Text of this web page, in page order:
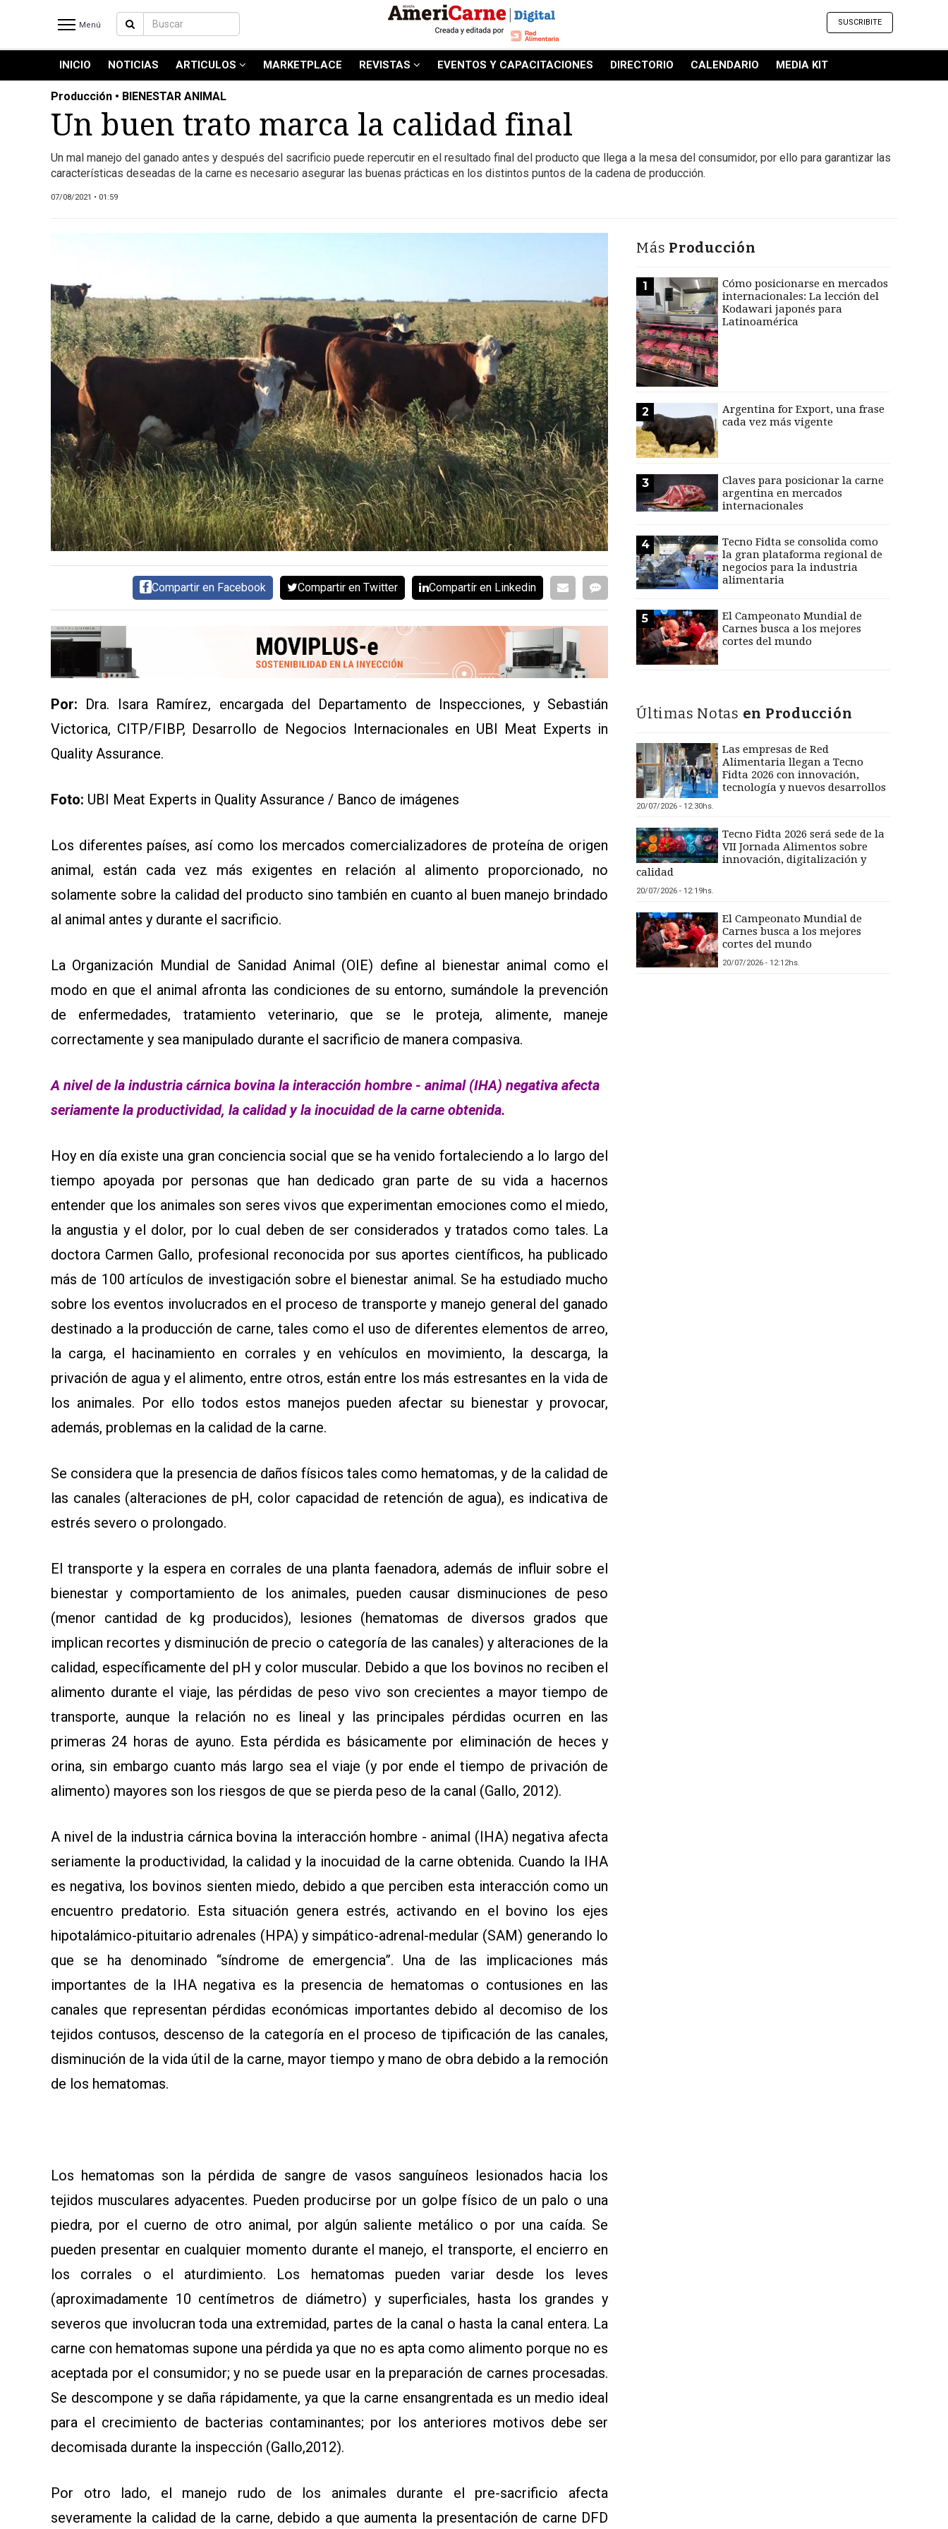
NOTICIAS RECIENTES
NOTICIAS
ARTICULOS
PRODUCCIÓN
PROCESO
PRODUCTO
REVISTAS
CATÁLOGO DE CORTES DE
CARNE VACUNA
EVENTOS Y
CAPACITACIONES
DIRECTORIO
CALENDARIO
MEDIA KIT
SERVICIOS
CONTÁCTENOS
CONDICIONES
Menú SUSCRIBITE
INICIO NOTICIAS ARTICULOS MARKETPLACE REVISTAS EVENTOS Y CAPACITACIONES DIRECTORIO CALENDARIO MEDIA KIT
Producción • BIENESTAR ANIMAL
Un buen trato marca la calidad final
Un mal manejo del ganado antes y después del sacrificio puede repercutir en el resultado final del producto que llega a la mesa del consumidor, por ello para garantizar las
características deseadas de la carne es necesario asegurar las buenas prácticas en los distintos puntos de la cadena de producción.
07/08/2021 • 01:59
Compartir en Facebook Compartir en Twitter Compartír en Linkedin
Por: Dra. Isara Ramírez, encargada del Departamento de Inspecciones, y Sebastián
Victorica, CITP/FIBP, Desarrollo de Negocios Internacionales en UBI Meat Experts in
Quality Assurance.
Foto: UBI Meat Experts in Quality Assurance / Banco de imágenes
Los diferentes países, así como los mercados comercializadores de proteína de origen
animal, están cada vez más exigentes en relación al alimento proporcionado, no
solamente sobre la calidad del producto sino también en cuanto al buen manejo brindado
al animal antes y durante el sacrificio.
La Organización Mundial de Sanidad Animal (OIE) define al bienestar animal como el
modo en que el animal afronta las condiciones de su entorno, sumándole la prevención
de enfermedades, tratamiento veterinario, que se le proteja, alimente, maneje
correctamente y sea manipulado durante el sacrificio de manera compasiva.
A nivel de la industria cárnica bovina la interacción hombre - animal (IHA) negativa afecta
seriamente la productividad, la calidad y la inocuidad de la carne obtenida.
Hoy en día existe una gran conciencia social que se ha venido fortaleciendo a lo largo del
tiempo apoyada por personas que han dedicado gran parte de su vida a hacernos
entender que los animales son seres vivos que experimentan emociones como el miedo,
la angustia y el dolor, por lo cual deben de ser considerados y tratados como tales. La
doctora Carmen Gallo, profesional reconocida por sus aportes científicos, ha publicado
más de 100 artículos de investigación sobre el bienestar animal. Se ha estudiado mucho
sobre los eventos involucrados en el proceso de transporte y manejo general del ganado
destinado a la producción de carne, tales como el uso de diferentes elementos de arreo,
la carga, el hacinamiento en corrales y en vehículos en movimiento, la descarga, la
privación de agua y el alimento, entre otros, están entre los más estresantes en la vida de
los animales. Por ello todos estos manejos pueden afectar su bienestar y provocar,
además, problemas en la calidad de la carne.
Se considera que la presencia de daños físicos tales como hematomas, y de la calidad de
las canales (alteraciones de pH, color capacidad de retención de agua), es indicativa de
estrés severo o prolongado.
El transporte y la espera en corrales de una planta faenadora, además de influir sobre el
bienestar y comportamiento de los animales, pueden causar disminuciones de peso
(menor cantidad de kg producidos), lesiones (hematomas de diversos grados que
implican recortes y disminución de precio o categoría de las canales) y alteraciones de la
calidad, específicamente del pH y color muscular. Debido a que los bovinos no reciben el
alimento durante el viaje, las pérdidas de peso vivo son crecientes a mayor tiempo de
transporte, aunque la relación no es lineal y las principales pérdidas ocurren en las
primeras 24 horas de ayuno. Esta pérdida es básicamente por eliminación de heces y
orina, sin embargo cuanto más largo sea el viaje (y por ende el tiempo de privación de
alimento) mayores son los riesgos de que se pierda peso de la canal (Gallo, 2012).
A nivel de la industria cárnica bovina la interacción hombre - animal (IHA) negativa afecta
seriamente la productividad, la calidad y la inocuidad de la carne obtenida. Cuando la IHA
es negativa, los bovinos sienten miedo, debido a que perciben esta interacción como un
encuentro predatorio. Esta situación genera estrés, activando en el bovino los ejes
hipotalámico-pituitario adrenales (HPA) y simpático-adrenal-medular (SAM) generando lo
que se ha denominado “síndrome de emergencia”. Una de las implicaciones más
importantes de la IHA negativa es la presencia de hematomas o contusiones en las
canales que representan pérdidas económicas importantes debido al decomiso de los
tejidos contusos, descenso de la categoría en el proceso de tipificación de las canales,
disminución de la vida útil de la carne, mayor tiempo y mano de obra debido a la remoción
de los hematomas.
Los hematomas son la pérdida de sangre de vasos sanguíneos lesionados hacia los
tejidos musculares adyacentes. Pueden producirse por un golpe físico de un palo o una
piedra, por el cuerno de otro animal, por algún saliente metálico o por una caída. Se
pueden presentar en cualquier momento durante el manejo, el transporte, el encierro en
los corrales o el aturdimiento. Los hematomas pueden variar desde los leves
(aproximadamente 10 centímetros de diámetro) y superficiales, hasta los grandes y
severos que involucran toda una extremidad, partes de la canal o hasta la canal entera. La
carne con hematomas supone una pérdida ya que no es apta como alimento porque no es
aceptada por el consumidor; y no se puede usar en la preparación de carnes procesadas.
Se descompone y se daña rápidamente, ya que la carne ensangrentada es un medio ideal
para el crecimiento de bacterias contaminantes; por los anteriores motivos debe ser
decomisada durante la inspección (Gallo,2012).
Por otro lado, el manejo rudo de los animales durante el pre-sacrificio afecta
severamente la calidad de la carne, debido a que aumenta la presentación de carne DFD
Más Producción
1
Cómo posicionarse en mercados
internacionales: La lección del
Kodawari japonés para
Latinoamérica
2
Argentina for Export, una frase
cada vez más vigente
3
Claves para posicionar la carne
argentina en mercados
internacionales
4
Tecno Fidta se consolida como
la gran plataforma regional de
negocios para la industria
alimentaria
5
El Campeonato Mundial de
Carnes busca a los mejores
cortes del mundo
Últimas Notas en Producción
Las empresas de Red
Alimentaria llegan a Tecno
Fidta 2026 con innovación,
tecnología y nuevos desarrollos
20/07/2026 - 12:30hs.
Tecno Fidta 2026 será sede de la
VII Jornada Alimentos sobre
innovación, digitalización y
calidad
20/07/2026 - 12:19hs.
El Campeonato Mundial de
Carnes busca a los mejores
cortes del mundo
20/07/2026 - 12:12hs.